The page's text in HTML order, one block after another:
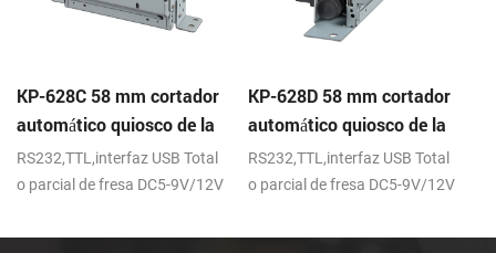
KP-628C 58 mm cortador
automático quiosco de la
impresora térmica
RS232,TTL,interfaz USB Total
o parcial de fresa DC5-9V/12V
KP-628D 58 mm cortador
automático quiosco de la
impresora térmica
RS232,TTL,interfaz USB Total
o parcial de fresa DC5-9V/12V